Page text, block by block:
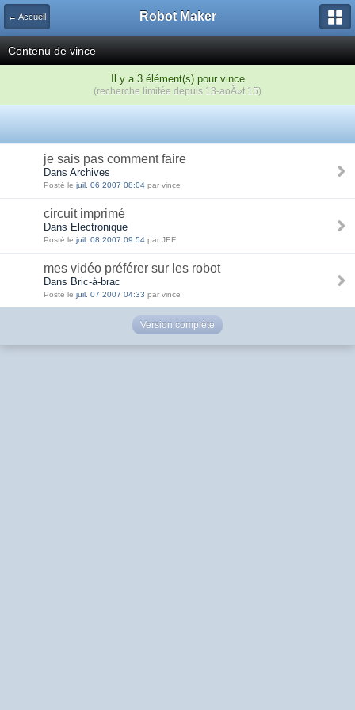
← Accueil Robot Maker
Contenu de vince
Il y a 3 élément(s) pour vince
(recherche limitée depuis 13-aoÃ»t 15)
je sais pas comment faire
Dans Archives
Posté le juil. 06 2007 08:04 par vince
circuit imprimé
Dans Electronique
Posté le juil. 08 2007 09:54 par JEF
mes vidéo préférer sur les robot
Dans Bric-à-brac
Posté le juil. 07 2007 04:33 par vince
Version complète